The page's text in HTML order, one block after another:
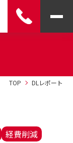
TOP DLレポート
経費削減